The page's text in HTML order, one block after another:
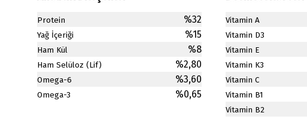
Protein %32
Yağ İçeriği %15
Ham Kül %8
Ham Selüloz (Lif) %2,80
Omega-6 %3,60
Omega-3 %0,65
Vitamin A
Vitamin D3
Vitamin E
Vitamin K3
Vitamin C
Vitamin B1
Vitamin B2